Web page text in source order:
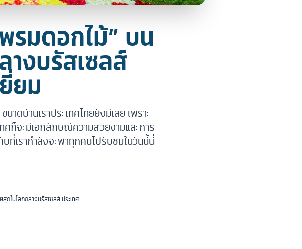
รมดอกไม้” บน
งบรัสเซลส์
ยม
ดบ้านเราประเทศไทยยังมีเลย เพราะ
ศก็จะมีเอกลักษณ์ความสวยงามและการ
เรากำลังจะพาทุกคนไปรับชมในวันนี้นี่
ดในโลกกลางบรัสเซลส์ ประเทศ